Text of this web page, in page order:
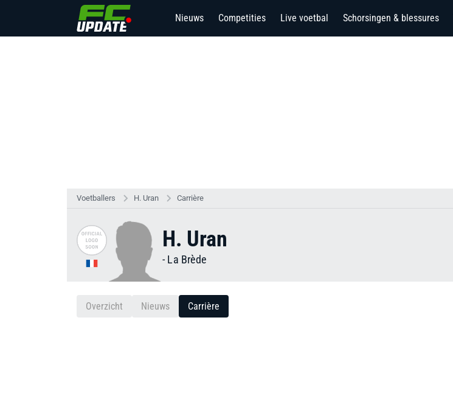
Nieuws Competities Live voetbal Schorsingen & blessures
Voetballers H. Uran Carrière
H. Uran
- La Brède
Overzicht Nieuws Carrière